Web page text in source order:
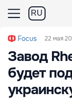
RU
Focus 22 мая
Завод
будет